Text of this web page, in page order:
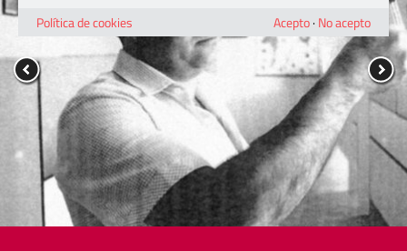
Política de cookies
Acepto· No acepto